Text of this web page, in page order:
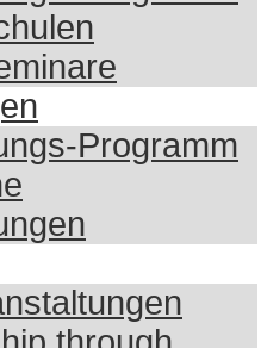
Programm